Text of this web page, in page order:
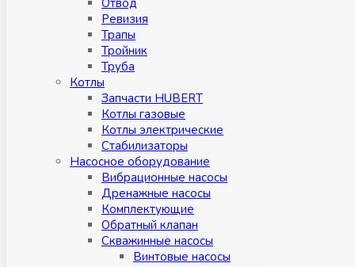
Ревизия
Трапы
Тройник
Труба
Котлы
Запчасти HUBERT
Котлы газовые
Котлы электрические
Стабилизаторы
Насосное оборудование
Вибрационные насосы
Дренажные насосы
Комплектующие
Обратный клапан
Скважинные насосы
Винтовые насосы